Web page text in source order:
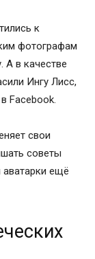
к
фотографам
в качестве
Ингу Лисс,
Facebook.
свои
советы
ещё